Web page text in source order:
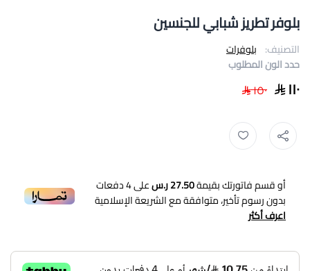
بلوفر تطريز شبابي للجنسين
التصنيف: بلوفرات
حدد الون المطلوب
١١٠ ١٥٠
أو قسم فاتورتك بقيمة27.50 ر.س على4دفعات
بدون رسوم تأخير، متوافقة مع الشريعة الإسلامية
اعرف أكثر